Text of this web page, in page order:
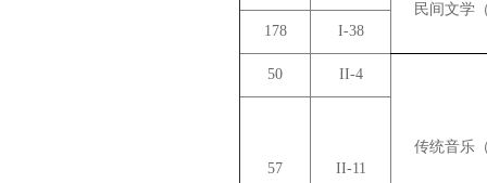
民间文学
178
I-38
50 II-4
传统音乐
57
II-11